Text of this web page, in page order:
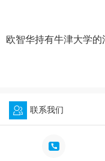
欧智华持有牛津大学的
联系我们